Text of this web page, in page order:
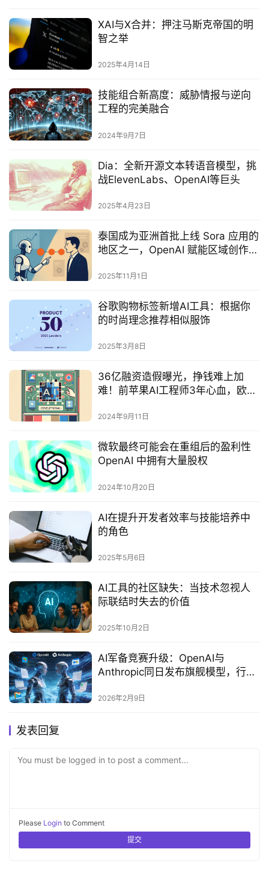
XAI与X合并：押注马斯克帝国的明
智之举
2025年4月14日
技能组合新高度：威胁情报与逆向
工程的完美融合
2024年9月7日
Dia：全新开源文本转语音模型，挑
战ElevenLabs、OpenAI等巨头
2025年4月23日
泰国成为亚洲首批上线 Sora 应用的
地区之一，OpenAI 赋能区域创作者
2025年11月1日
谷歌购物标签新增AI工具：根据你
的时尚理念推荐相似服饰‌
2025年3月8日
36亿融资造假曝光，挣钱难上加
难！前苹果AI工程师3年心血，欧洲
2024年9月11日
微软最终可能会在重组后的盈利性
OpenAI 中拥有大量股权
2024年10月20日
AI在提升开发者效率与技能培养中
的角色
2025年5月6日
AI工具的社区缺失：当技术忽视人
际联结时失去的价值‌
2025年10月2日
AI军备竞赛升级：OpenAI与
Anthropic同日发布旗舰模型，行业
2026年2月9日
发表回复
You must be logged in to post a comment...
Please Login to Comment
提交